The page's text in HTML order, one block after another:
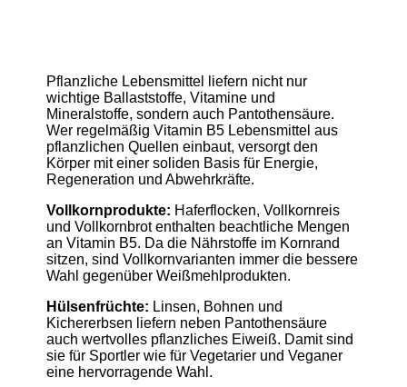
Pflanzliche Lebensmittel liefern nicht nur
wichtige Ballaststoffe, Vitamine und
Mineralstoffe, sondern auch Pantothensäure.
Wer regelmäßig Vitamin B5 Lebensmittel aus
pflanzlichen Quellen einbaut, versorgt den
Körper mit einer soliden Basis für Energie,
Regeneration und Abwehrkräfte.
Vollkornprodukte: Haferflocken, Vollkornreis
und Vollkornbrot enthalten beachtliche Mengen
an Vitamin B5. Da die Nährstoffe im Kornrand
sitzen, sind Vollkornvarianten immer die bessere
Wahl gegenüber Weißmehlprodukten.
Hülsenfrüchte: Linsen, Bohnen und
Kichererbsen liefern neben Pantothensäure
auch wertvolles pflanzliches Eiweiß. Damit sind
sie für Sportler wie für Vegetarier und Veganer
eine hervorragende Wahl.